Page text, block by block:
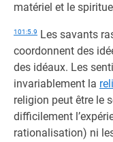
matériel et le
101:5.9 Les savants
coordonnent des
des idéaux. Les
invariablement la
religion peut être le
difficilement
rationalisation) ni